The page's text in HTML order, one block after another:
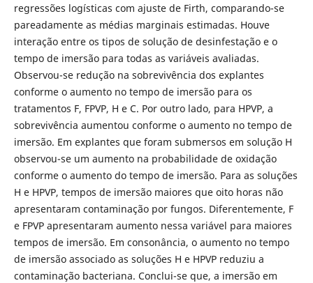
regressões logísticas com ajuste de Firth, comparando-se
pareadamente as médias marginais estimadas. Houve
interação entre os tipos de solução de desinfestação e o
tempo de imersão para todas as variáveis avaliadas.
Observou-se redução na sobrevivência dos explantes
conforme o aumento no tempo de imersão para os
tratamentos F, FPVP, H e C. Por outro lado, para HPVP, a
sobrevivência aumentou conforme o aumento no tempo de
imersão. Em explantes que foram submersos em solução H
observou-se um aumento na probabilidade de oxidação
conforme o aumento do tempo de imersão. Para as soluções
H e HPVP, tempos de imersão maiores que oito horas não
apresentaram contaminação por fungos. Diferentemente, F
e FPVP apresentaram aumento nessa variável para maiores
tempos de imersão. Em consonância, o aumento no tempo
de imersão associado as soluções H e HPVP reduziu a
contaminação bacteriana. Conclui-se que, a imersão em